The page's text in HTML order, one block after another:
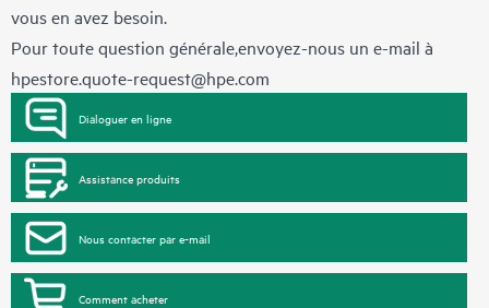
vous en avez besoin.
Pour toute question générale,envoyez-nous un e-mail à
hpestore.quote-request@hpe.com
Dialoguer en ligne
Assistance produits
Nous contacter par e-mail
Comment acheter